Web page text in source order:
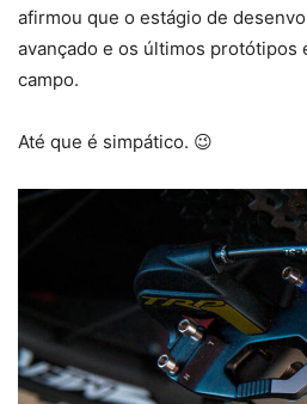
afirmou que o estágio de
avançado e os últimos protótipos
campo.
Até que é simpático. 😉